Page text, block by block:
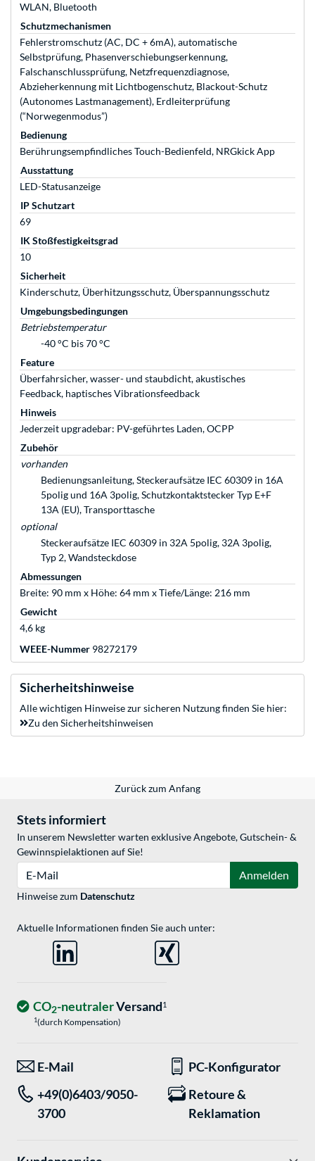
WLAN, Bluetooth
Schutzmechanismen
Fehlerstromschutz (AC, DC + 6mA), automatische
Selbstprüfung, Phasenverschiebungserkennung,
Falschanschlussprüfung, Netzfrequenzdiagnose,
Abzieherkennung mit Lichtbogenschutz, Blackout-Schutz
(Autonomes Lastmanagement), Erdleiterprüfung
(“Norwegenmodus”)
Bedienung
Berührungsempfindliches Touch-Bedienfeld, NRGkick App
Ausstattung
LED-Statusanzeige
IP Schutzart
69
IK Stoßfestigkeitsgrad
10
Sicherheit
Kinderschutz, Überhitzungsschutz, Überspannungsschutz
Umgebungsbedingungen
Betriebstemperatur
-40 °C bis 70 °C
Feature
Überfahrsicher, wasser- und staubdicht, akustisches
Feedback, haptisches Vibrationsfeedback
Hinweis
Jederzeit upgradebar: PV-geführtes Laden, OCPP
Zubehör
vorhanden
Bedienungsanleitung, Steckeraufsätze IEC 60309 in 16A
5polig und 16A 3polig, Schutzkontaktstecker Typ E+F
13A (EU), Transporttasche
optional
Steckeraufsätze IEC 60309 in 32A 5polig, 32A 3polig,
Typ 2, Wandsteckdose
Abmessungen
Breite: 90 mm x Höhe: 64 mm x Tiefe/Länge: 216 mm
Gewicht
4,6 kg
WEEE-Nummer 98272179
Sicherheitshinweise
Alle wichtigen Hinweise zur sicheren Nutzung finden Sie hier:
Zu den Sicherheitshinweisen
Zurück zum Anfang
Stets informiert
In unserem Newsletter warten exklusive Angebote, Gutschein- &
Gewinnspielaktionen auf Sie!
Anmelden
Hinweise zum Datenschutz
Aktuelle Informationen finden Sie auch unter:
CO2-neutralerVersand1
1(durch Kompensation)
E-Mail
PC-Konfigurator
+49(0)6403/9050-
3700
Retoure &
Reklamation